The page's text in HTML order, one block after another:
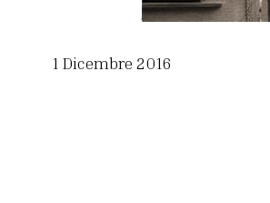
1 Dicembre 2016